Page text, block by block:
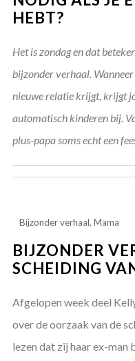
HEBT?
Het is zondag en dat
bijzonder verhaal. Wanneer
nieuwe relatie krijgt, krijgt
automatisch kinderen bij.
plus-papa soms echt een
Bijzonder verhaal, Mama
BIJZONDER
SCHEIDING
Afgelopen week deel
over de oorzaak van de
lezen dat zij haar ex-man